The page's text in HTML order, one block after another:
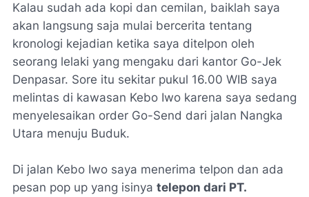
Kalau sudah ada kopi dan cemilan, baiklah saya
akan langsung saja mulai bercerita tentang
kronologi kejadian ketika saya ditelpon oleh
seorang lelaki yang mengaku dari kantor Go-Jek
Denpasar. Sore itu sekitar pukul 16.00 WIB saya
melintas di kawasan Kebo Iwo karena saya sedang
menyelesaikan order Go-Send dari jalan Nangka
Utara menuju Buduk.
Di jalan Kebo Iwo saya menerima telpon dan ada
pesan pop up yang isinya telepon dari PT.